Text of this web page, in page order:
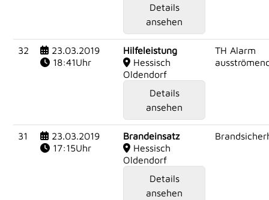
Details
ansehen
32
23.03.2019
18:41Uhr
Hilfeleistung
Hessisch
Oldendorf
Details
ansehen
TH Alarm
31
23.03.2019
17:15Uhr
Brandeinsatz
Hessisch
Oldendorf
Details
ansehen